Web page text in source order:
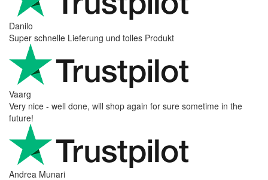
Danilo
Super schnelle Lieferung und tolles Produkt
Vaarg
Very nice - well done, will shop again for sure sometime in the
future!
Andrea Munari